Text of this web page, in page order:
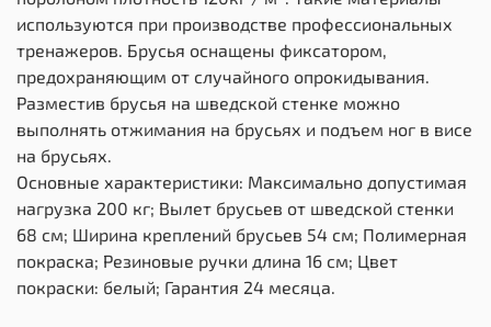
используются при производстве профессиональных
тренажеров. Брусья оснащены фиксатором,
предохраняющим от случайного опрокидывания.
Разместив брусья на шведской стенке можно
выполнять отжимания на брусьях и подъем ног в висе
на брусьях.
Основные характеристики: Максимально допустимая
нагрузка 200 кг; Вылет брусьев от шведской стенки
68 см; Ширина креплений брусьев 54 см; Полимерная
покраска; Резиновые ручки длина 16 см; Цвет
покраски: белый; Гарантия 24 месяца.